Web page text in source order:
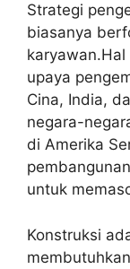
Strategi
biasanya
upaya
Cina, India,
negara-
di Amerika
untuk
Konstruksi